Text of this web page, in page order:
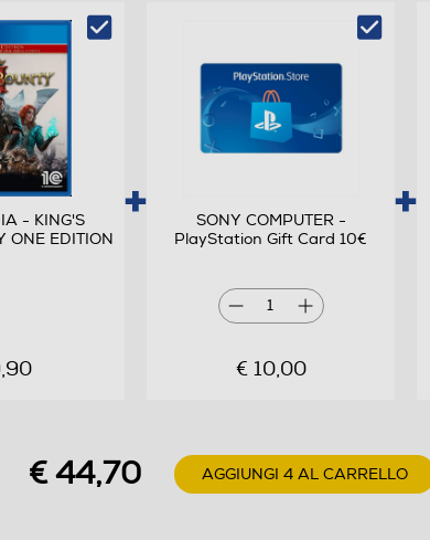
personaggi giocabili 3 livelli di
- KING'S
ONE EDITION
SONY COMPUTER -
PlayStation Gift Card 10€
1
€ 10,00
€ 44,70 AGGIUNGI 4 AL CARRELLO